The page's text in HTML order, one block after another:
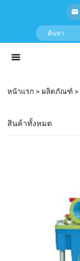
หน้าแรก > ผลิตภัณฑ์ >
สินค้าทั้งหมด